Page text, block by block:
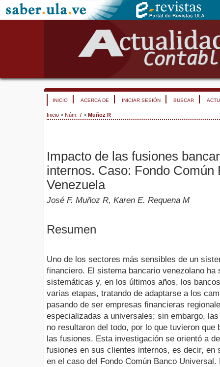
INICIO ACERCA DE INICIAR SESIÓN BUSCAR
Inicio > Núm. 7 > Muñoz R
Impacto de las fusiones
internos. Caso: Fondo Común
Venezuela
José F. Muñoz R, Karen E. Requena M
Resumen
Uno de los sectores más sensibles de un
financiero. El sistema bancario venezolano
sistemáticas y, en los últimos años, los
varias etapas, tratando de adaptarse a los
pasando de ser empresas financieras
especializadas a universales; sin embargo,
no resultaron del todo, por lo que tuvieron
las fusiones. Esta investigación se orientó a
fusiones en sus clientes internos, es decir, en
en el caso del Fondo Común Banco